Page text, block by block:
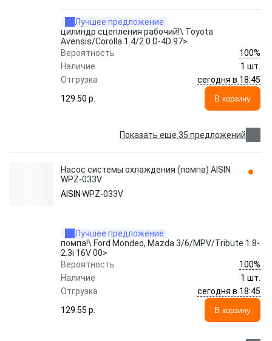
Лучшее предложение
цилиндр сцепления рабочий!\ Toyota
Avensis/Corolla 1.4/2.0 D-4D 97>
Вероятность
100%
Наличие
1 шт.
Отгрузка
сегодня в 18:45
129.50 p.
В корзину
Показать еще 35 предложений
Насос системы охлаждения (помпа) AISIN
WPZ-033V
AISIN WPZ-033V
Лучшее предложение
помпа!\ Ford Mondeo, Mazda 3/6/MPV/Tribute 1.8-
2.3i 16V 00>
Вероятность
100%
Наличие
1 шт.
Отгрузка
сегодня в 18:45
129.55 p.
В корзину